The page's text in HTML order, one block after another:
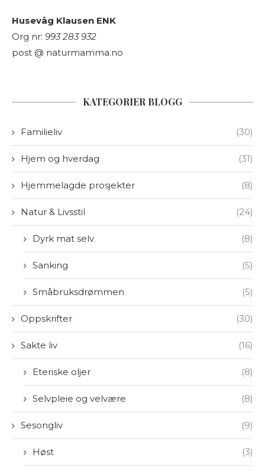
Husevåg Klausen ENK
Org nr: 993 283 932
post @ naturmamma.no
KATEGORIER BLOGG
Familieliv (30)
Hjem og hverdag (31)
Hjemmelagde prosjekter (8)
Natur & Livsstil (24)
Dyrk mat selv (8)
Sanking (5)
Småbruksdrømmen (5)
Oppskrifter (30)
Sakte liv (16)
Eteriske oljer (8)
Selvpleie og velvære (8)
Sesongliv (9)
Høst (3)